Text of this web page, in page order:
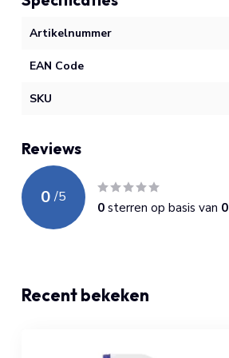
Artikelnummer
EAN Code
SKU
Reviews
0 /5
0sterren op basis van 0
Recent bekeken